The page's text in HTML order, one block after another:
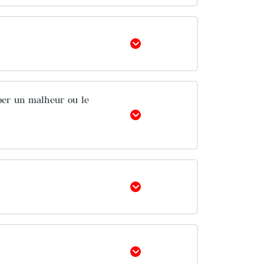
un malheur ou le